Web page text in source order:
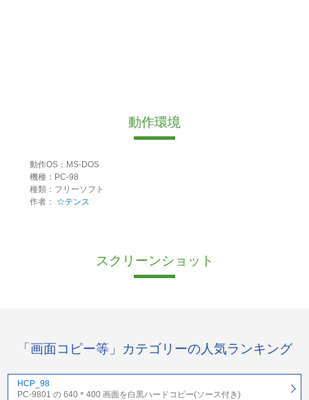
動作環境
動作OS：MS-DOS
機種：PC-98
種類：フリーソフト
作者：
☆テンス
スクリーンショット
「画面コピー等」カテゴリーの人気ランキング
HCP_98
PC-9801 の 640＊400 画面を白黒ハードコピー(ソース付き)